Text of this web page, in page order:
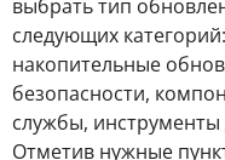
выбрать тип
следующих
накопительные
безопасности,
службы, инструменты
Отметив нужные